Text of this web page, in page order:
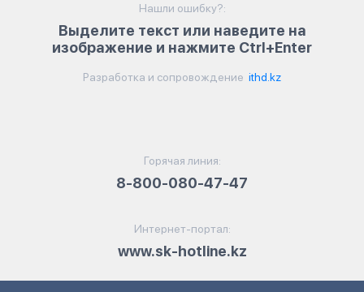
Нашли ошибку?:
Выделите текст или наведите на
изображение и нажмите Ctrl+Enter
Разработка и сопровождение ithd.kz
Горячая линия:
8-800-080-47-47
Интернет-портал:
www.sk-hotline.kz